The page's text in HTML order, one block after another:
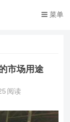
菜单
市场用途
阅读